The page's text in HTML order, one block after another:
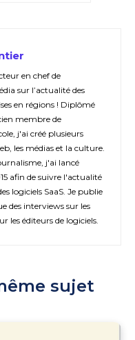
en chef de
sur l’actualité des
en régions ! Diplômé
membre de
j'ai créé plusieurs
les médias et la culture.
j'ai lancé
afin de suivre l'actualité
logiciels SaaS. Je publie
des interviews sur les
les éditeurs de logiciels.
sujet